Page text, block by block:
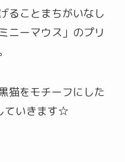
ることまちがいなし
ニーマウス」のプリ
猫をモチーフにした
ていきます☆